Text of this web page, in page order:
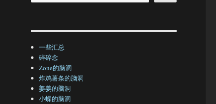
一些汇总
碎碎念
Zone的脑洞
炸鸡薯条的脑洞
姜姜的脑洞
小蝶的脑洞